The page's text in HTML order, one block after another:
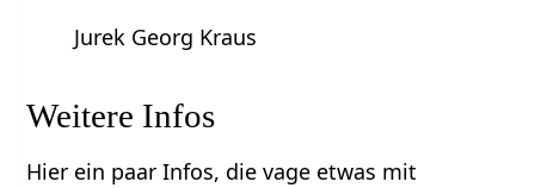
Jurek Georg Kraus
Weitere Infos
Hier ein paar Infos, die vage etwas mit